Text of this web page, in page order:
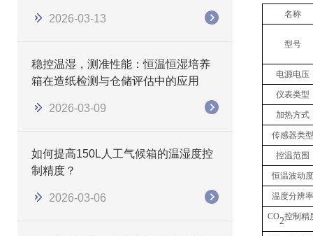
2026-03-13
稳控温湿，测准性能：恒温恒湿培养
箱在造纸检测与仓储评估中的应用
2026-03-09
如何提高150L人工气候箱的温湿度控
制精度？
2026-03-06
名称
型号
电源电压
仪表类型
加热方式
传感器类型
控温范围
恒温波动度
温度分辨率
CO2控制精